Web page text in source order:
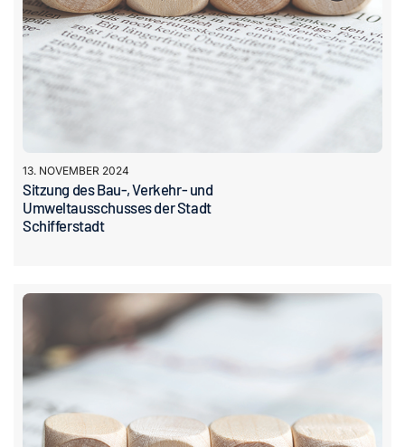
13. NOVEMBER 2024
Sitzung des Bau-, Verkehr- und
Umweltausschusses der Stadt
Schifferstadt